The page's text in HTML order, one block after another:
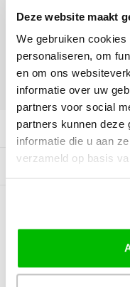
Deze website maakt
We gebruiken
personaliseren, om
en om ons
informatie over uw
partners voor social
partners kunnen deze
informatie die u aan
verzameld op basis
Borduurpakket
DELEN:
Gerelateerde
BEOORDELINGEN